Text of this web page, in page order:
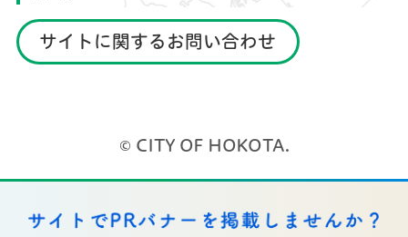
サイトに関するお問い合わせ
© CITY OF HOKOTA.